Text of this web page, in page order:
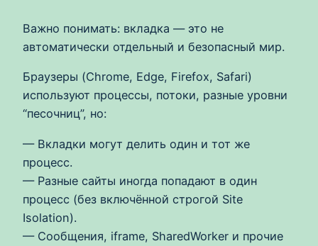
Важно понимать: вкладка — это не
автоматически отдельный и безопасный мир.
Браузеры (Chrome, Edge, Firefox, Safari)
используют процессы, потоки, разные уровни
“песочниц”, но:
— Вкладки могут делить один и тот же
процесс.
— Разные сайты иногда попадают в один
процесс (без включённой строгой Site
Isolation).
— Сообщения, iframe, SharedWorker и прочие